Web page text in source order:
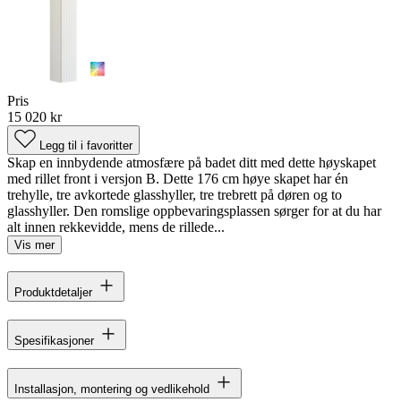
Pris
15 020 kr
Legg til i favoritter
Skap en innbydende atmosfære på badet ditt med dette høyskapet
med rillet front i versjon B. Dette 176 cm høye skapet har én
trehylle, tre avkortede glasshyller, tre trebrett på døren og to
glasshyller. Den romslige oppbevaringsplassen sørger for at du har
alt innen rekkevidde, mens de rillede...
Vis mer
Produktdetaljer
Spesifikasjoner
Installasjon, montering og vedlikehold